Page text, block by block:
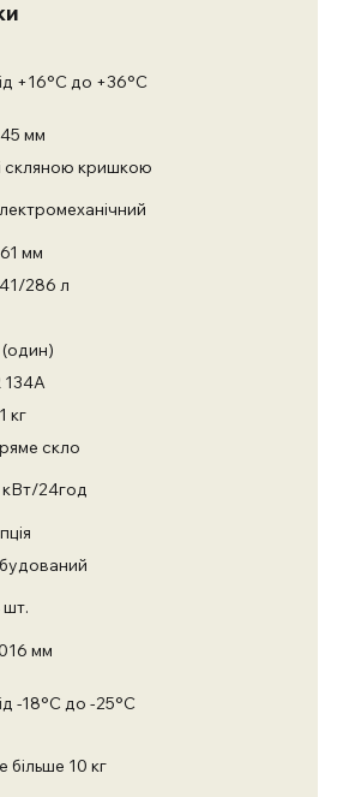
+16°С до +36°С
мм
скляною кришкою
мм
286 л
134А
кг
скло
кВт/24год
шт.
мм
-18°С до -25°С
більше 10 кг